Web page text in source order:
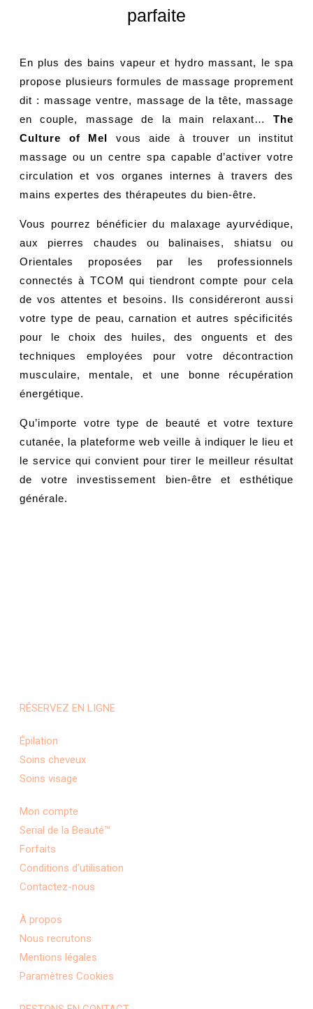
parfaite
En plus des bains vapeur et hydro massant, le spa
propose plusieurs formules de massage proprement
dit : massage ventre, massage de la tête, massage
en couple, massage de la main relaxant… The
Culture of Mel vous aide à trouver un institut
massage ou un centre spa capable d’activer votre
circulation et vos organes internes à travers des
mains expertes des thérapeutes du bien-être.
Vous pourrez bénéficier du malaxage ayurvédique,
aux pierres chaudes ou balinaises, shiatsu ou
Orientales proposées par les professionnels
connectés à TCOM qui tiendront compte pour cela
de vos attentes et besoins. Ils considéreront aussi
votre type de peau, carnation et autres spécificités
pour le choix des huiles, des onguents et des
techniques employées pour votre décontraction
musculaire, mentale, et une bonne récupération
énergétique.
Qu’importe votre type de beauté et votre texture
cutanée, la plateforme web veille à indiquer le lieu et
le service qui convient pour tirer le meilleur résultat
de votre investissement bien-être et esthétique
générale.
RÉSERVEZ EN LIGNE
Épilation
Soins cheveux
Soins visage
Mon compte
Serial de la Beauté™
Forfaits
Conditions d’utilisation
Contactez-nous
À propos
Nous recrutons
Mentions légales
Paramètres Cookies